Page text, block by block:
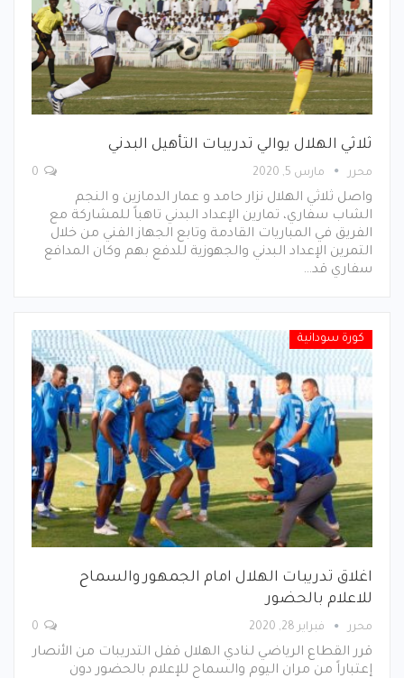
ثلاثي الهلال يوالي تدريبات التأهيل البدني
محرر مارس 5, 2020
واصل ثلاثي الهلال نزار حامد و عمار الدمازين و النجم
الشاب سفاري، تمارين الإعداد البدني تاهباً للمشاركة مع
الفريق في المباريات القادمة وتابع الجهاز الفني من خلال
التمرين الإعداد البدني والجهوزية للدفع بهم وكان المدافع
سفاري قد…
كورة سودانية
اغلاق تدريبات الهلال امام الجمهور والسماح
للاعلام بالحضور
محرر فبراير 28, 2020
قرر القطاع الرياضي لنادي الهلال قفل التدريبات من الأنصار
إعتباراً من مران اليوم والسماح للإعلام بالحضور دون